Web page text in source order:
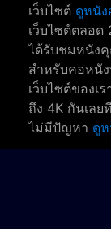
เว็บไซต์ ดูหนั
เว็บไซต์ตลอด
ได้รับชมหนัง
สำหรับคอหนั
เว็บไซต์ของเ
ถึง 4K กันเล
ไม่มีปัญหา ดู